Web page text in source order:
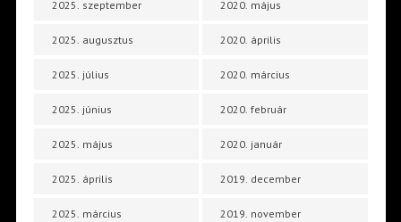
2025. szeptember
2025. augusztus
2025. július
2025. június
2025. május
2025. április
2025. március
2020. május
2020. április
2020. március
2020. február
2020. január
2019. december
2019. november